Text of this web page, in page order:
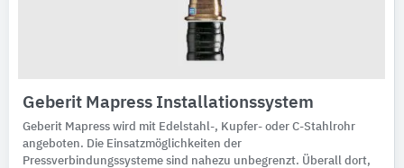
Geberit Mapress Installationssystem
Geberit Mapress wird mit Edelstahl-, Kupfer- oder C-Stahlrohr
angeboten. Die Einsatzmöglichkeiten der
Pressverbindungssysteme sind nahezu unbegrenzt. Überall dort,